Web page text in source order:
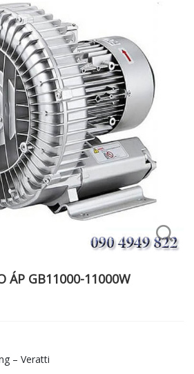
ÁP GB11000-11000W
– Veratti